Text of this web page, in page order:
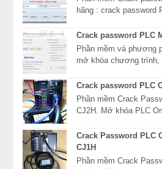
hãng : crack password
mật khẩu P...
Crack password PLC
Phần mềm và phương
mở khóa chương trình,
FX3SA, FX3...
Crack password PLC
Phần mềm Crack
CJ2H. Mở khóa PLC
khẩu PLC Omron CJ2
Crack Password PLC
CJ1H
Phần mềm Crack